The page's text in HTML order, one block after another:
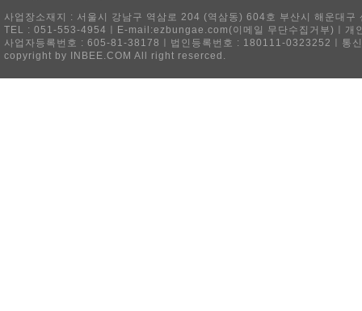
사업장소재지 : 서울시 강남구 역삼로 204 (역삼동) 604호 부산시 해운대
TEL : 051-553-4954ㅣE-mail:ezbungae.com(이메일 무단수집거부)ㅣ개
사업자등록번호 : 605-81-38178ㅣ법인등록번호 : 180111-0323252ㅣ통
copyright by INBEE.COM All right reserced.